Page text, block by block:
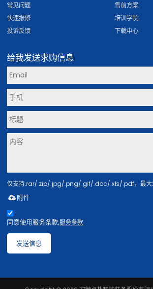
常见问题
快速报修
投诉反馈
售前方案
培训学院
下载中心
给我发送求购信息
仅支持.rar/.zip/.jpg/.png/.gif/.doc/.xls/.pdf，最大
附件
同意使用服务条款,服务条款
发送信息